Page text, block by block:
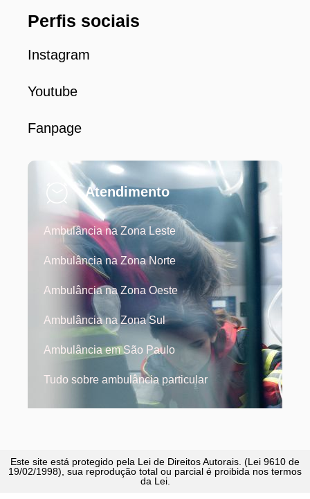
Perfis sociais
Instagram
Youtube
Fanpage
Atendimento
Ambulância na Zona Leste
Ambulância na Zona Norte
Ambulância na Zona Oeste
Ambulância na Zona Sul
Ambulância em São Paulo
Tudo sobre ambulância particular
Este site está protegido pela Lei de Direitos Autorais. (Lei 9610 de
19/02/1998), sua reprodução total ou parcial é proibida nos termos
da Lei.